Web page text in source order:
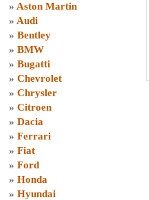
» Aston Martin
» Audi
» Bentley
» BMW
» Bugatti
» Chevrolet
» Chrysler
» Citroen
» Dacia
» Ferrari
» Fiat
» Ford
» Honda
» Hyundai